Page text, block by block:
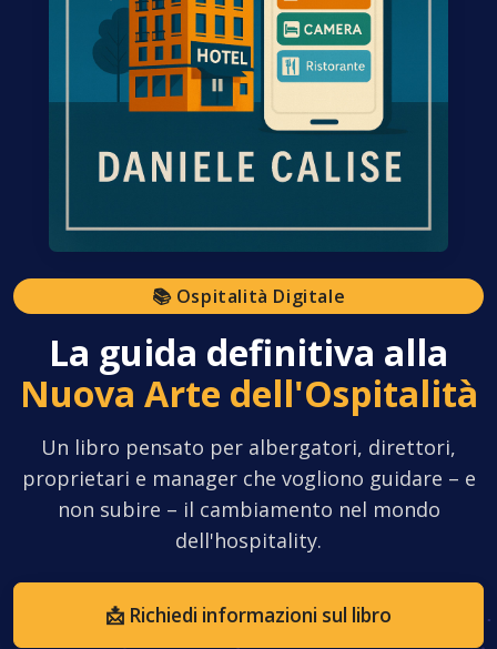
📚 Ospitalità Digitale
La guida definitiva alla
Nuova Arte dell'Ospitalità
Un libro pensato per albergatori, direttori,
proprietari e manager che vogliono guidare – e
non subire – il cambiamento nel mondo
dell'hospitality.
📩 Richiedi informazioni sul libro